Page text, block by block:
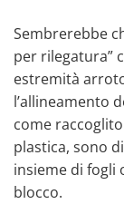
Sembrerebbe
per rilegatura”
estremità
l’allineamento
come
plastica, sono
insieme di fogli
blocco.